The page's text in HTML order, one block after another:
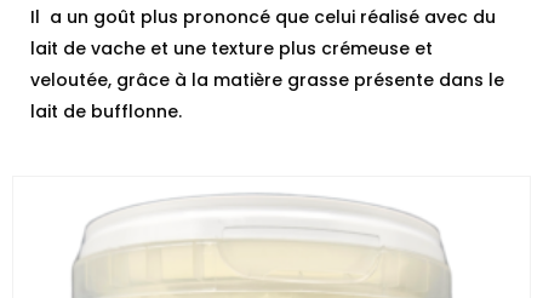
Il a un goût plus prononcé que celui réalisé avec du
lait de vache et une texture plus crémeuse et
veloutée, grâce à la matière grasse présente dans le
lait de bufflonne.